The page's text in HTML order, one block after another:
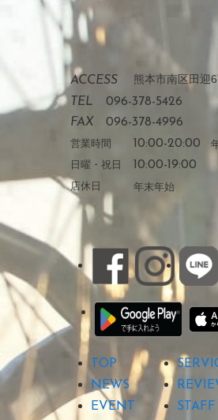
ACCESS 熊本市南区田迎
TEL
096-378-5426
FAX
096-378-4996
営業時間 10:00-20:00
日曜・祝日
10:00-19:00
店休日 年末年始
TOP
NEWS
EVENT
STAFF